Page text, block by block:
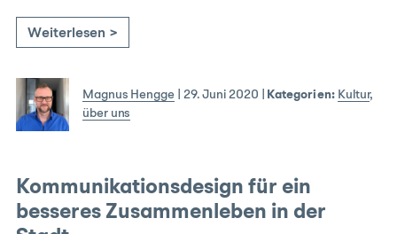
Weiterlesen >
Magnus Hengge| 29. Juni 2020 Kategorien: Kultur,
über uns
Kommunikationsdesign für ein
besseres Zusammenleben in der